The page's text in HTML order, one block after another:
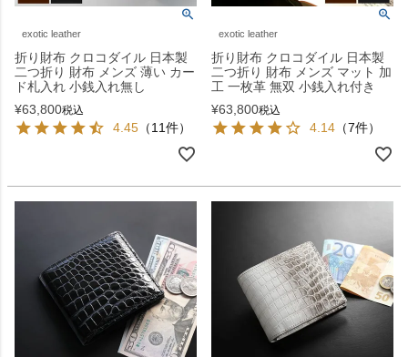
exotic leather
折り財布 クロコダイル 日本製
二つ折り 財布 メンズ 薄い カー
ド札入れ 小銭入れ無し
¥63,800税込
4.45 （11件）
exotic leather
折り財布 クロコダイル 日本製
二つ折り 財布 メンズ マット 加
工 一枚革 無双 小銭入れ付き
¥63,800税込
4.14 （7件）